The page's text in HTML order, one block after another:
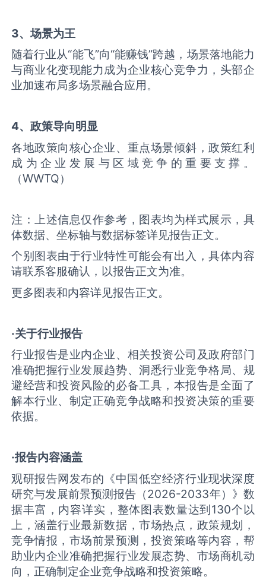
3、场景为王
随着行业从“能飞”向“能赚钱”跨越，场景落地能力
与商业化变现能力成为企业核心竞争力，头部企
业加速布局多场景融合应用。
4、政策导向明显
各地政策向核心企业、重点场景倾斜，政策红利
成为企业发展与区域竞争的重要支撑。
（WWTQ）
注：上述信息仅作参考，图表均为样式展示，具
体数据、坐标轴与数据标签详见报告正文。
个别图表由于行业特性可能会有出入，具体内容
请联系客服确认，以报告正文为准。
更多图表和内容详见报告正文。
·关于行业报告
行业报告是业内企业、相关投资公司及政府部门
准确把握行业发展趋势、洞悉行业竞争格局、规
避经营和投资风险的必备工具，本报告是全面了
解本行业、制定正确竞争战略和投资决策的重要
依据。
·报告内容涵盖
观研报告网发布的《中国‌‌低空经济‌‌行业现状深度
研究与发展前景预测报告（2026-2033年）》数
据丰富，内容详实，整体图表数量达到130个以
上，涵盖行业最新数据，市场热点，政策规划，
竞争情报，市场前景预测，投资策略等内容，帮
助业内企业准确把握行业发展态势、市场商机动
向，正确制定企业竞争战略和投资策略。